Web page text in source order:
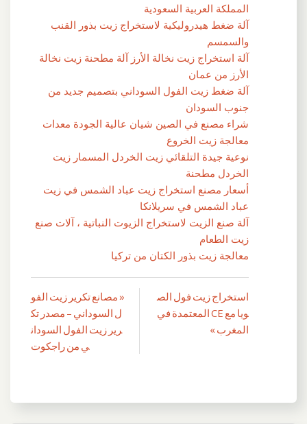
المملكة العربية السعودية
آلة ضغط هيدروليكية لاستخراج زيت بذور القنب
والسمسم
آلة استخراج زيت نخالة الأرز آلة مطحنة زيت نخالة
الأرز من عمان
آلة ضغط زيت الفول السوداني بتصميم جديد من
جنوب السودان
شراء مصنع في الصين شيان عالية الجودة معدات
معالجة زيت الخروع
نوعية جيدة التلقائي زيت الخردل المسمار زيت
الخردل مطحنة
أسعار مصنع استخراج زيت عباد الشمس في زيت
عباد الشمس في سريلانكا
آلة صنع الزيت لاستخراج الزيوت النباتية ، آلات صنع
زيت الطعام
معالجة زيت بذور الكتان من تركيا
تصفّح
المقالات
« مصانع تكرير زيت الفو
ل السوداني – مصدر تك
رير زيت الفول السودان
ي من راجكوت
استخراج زيت فول الص
ويا مع CE المعتمدة في
المغرب »